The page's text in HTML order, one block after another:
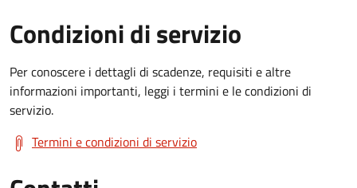
Condizioni di servizio
Per conoscere i dettagli di scadenze, requisiti e altre
informazioni importanti, leggi i termini e le condizioni di
servizio.
Termini e condizioni di servizio